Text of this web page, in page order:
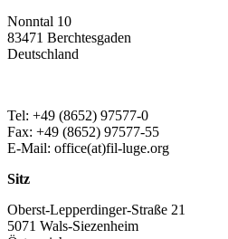
Nonntal 10
83471 Berchtesgaden
Deutschland
Tel: +49 (8652) 97577-0
Fax: +49 (8652) 97577-55
E-Mail: office(at)fil-luge.org
Sitz
Oberst-Lepperdinger-Straße 21
5071 Wals-Siezenheim